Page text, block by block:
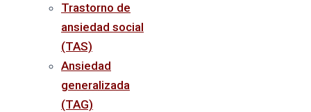
Trastorno de
ansiedad social
(TAS)
Ansiedad
generalizada
(TAG)